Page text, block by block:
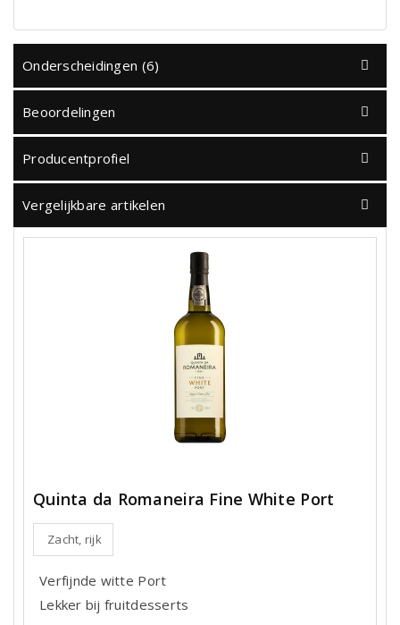
Onderscheidingen (6)
Beoordelingen
Producentprofiel
Vergelijkbare artikelen
Quinta da Romaneira Fine White Port
Zacht, rijk
Verfijnde witte Port
Lekker bij fruitdesserts